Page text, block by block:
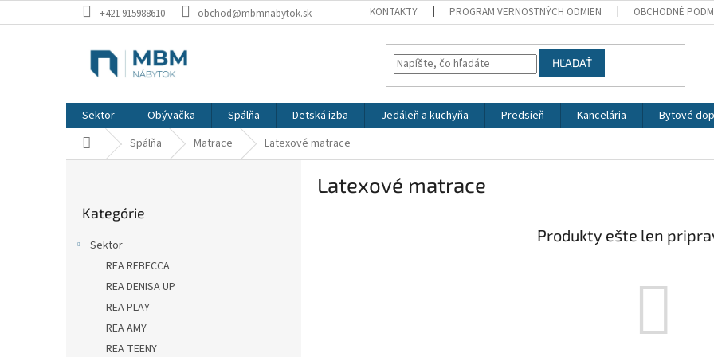
na
+421 915988610 obchod@mbmnabytok.sk KONTAKTY PROGRAM VERNOSTNÝCH ODMIEN OBCHODNÉ
HĽADAŤ
Sektor Obývačka Spálňa Detská izba Jedáleň a kuchyňa Predsieň Kancelária Bytové
DomovSpálňa Matrace Latexové matrace
kategórie
Kategórie
Sektor
REA REBECCA
REA DENISA UP
REA PLAY
REA AMY
REA TEENY
Latexové matrace
Produkty ešte len